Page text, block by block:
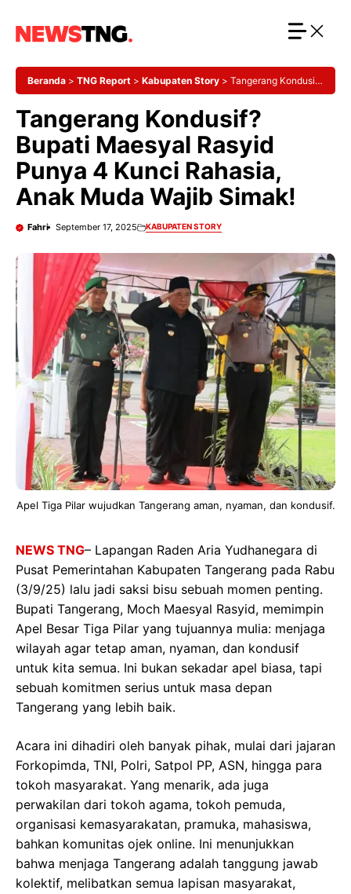
Beranda > TNG Report > Kabupaten Story > Tangerang Kondusif?
Simak!
Tangerang Kondusif?
Bupati Maesyal Rasyid
Punya 4 Kunci Rahasia,
Anak Muda Wajib Simak!
Fahri September 17, 2025 KABUPATEN STORY
Apel Tiga Pilar wujudkan Tangerang aman, nyaman, dan kondusif.
NEWS TNG– Lapangan Raden Aria Yudhanegara di
Pusat Pemerintahan Kabupaten Tangerang pada Rabu
(3/9/25) lalu jadi saksi bisu sebuah momen penting.
Bupati Tangerang, Moch Maesyal Rasyid, memimpin
Apel Besar Tiga Pilar yang tujuannya mulia: menjaga
wilayah agar tetap aman, nyaman, dan kondusif
untuk kita semua. Ini bukan sekadar apel biasa, tapi
sebuah komitmen serius untuk masa depan
Tangerang yang lebih baik.
Acara ini dihadiri oleh banyak pihak, mulai dari jajaran
Forkopimda, TNI, Polri, Satpol PP, ASN, hingga para
tokoh masyarakat. Yang menarik, ada juga
perwakilan dari tokoh agama, tokoh pemuda,
organisasi kemasyarakatan, pramuka, mahasiswa,
bahkan komunitas ojek online. Ini menunjukkan
bahwa menjaga Tangerang adalah tanggung jawab
kolektif, melibatkan semua lapisan masyarakat,